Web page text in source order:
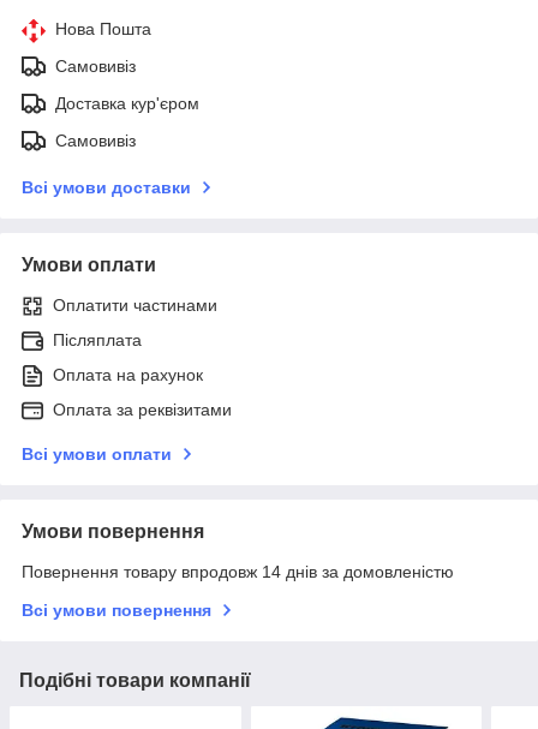
Нова Пошта
Самовивіз
Доставка кур'єром
Самовивіз
Всі умови доставки
Умови оплати
Оплатити частинами
Післяплата
Оплата на рахунок
Оплата за реквізитами
Всі умови оплати
Умови повернення
Повернення товару впродовж 14 днів за домовленістю
Всі умови повернення
Подібні товари компанії